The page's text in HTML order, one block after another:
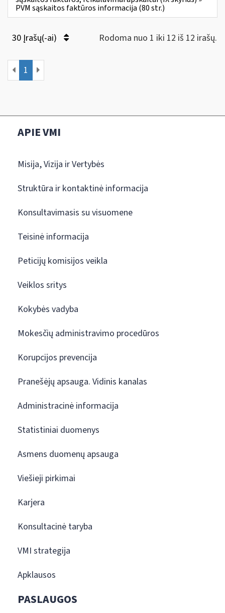
PVM sąskaitos faktūros informacija (80 str.)
30 Įrašų(-ai) Rodoma nuo 1 iki 12 iš 12 irašų.
1
APIE VMI
Misija, Vizija ir Vertybės
Struktūra ir kontaktinė informacija
Konsultavimasis su visuomene
Teisinė informacija
Peticijų komisijos veikla
Veiklos sritys
Kokybės vadyba
Mokesčių administravimo procedūros
Korupcijos prevencija
Pranešėjų apsauga. Vidinis kanalas
Administracinė informacija
Statistiniai duomenys
Asmens duomenų apsauga
Viešieji pirkimai
Karjera
Konsultacinė taryba
VMI strategija
Apklausos
PASLAUGOS